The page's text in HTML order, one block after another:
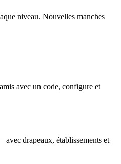
niveau. Nouvelles manches
avec un code, configure et
drapeaux, établissements et